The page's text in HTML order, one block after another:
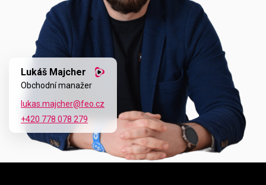
Lukáš Majcher
Obchodní manažer
lukas.majcher@feo.cz
+420 778 078 279